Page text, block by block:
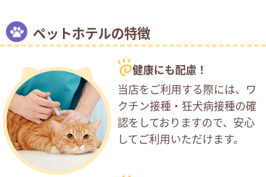
ペットホテルの特徴
健康にも配慮！
当店をご利用する際には、ワ
クチン接種・狂犬病接種の確
認をしておりますので、安心
してご利用いただけます。